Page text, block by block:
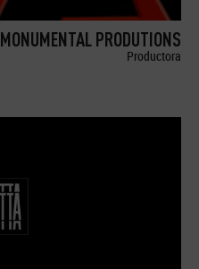
MONUMENTAL PRODUTIONS
Productora